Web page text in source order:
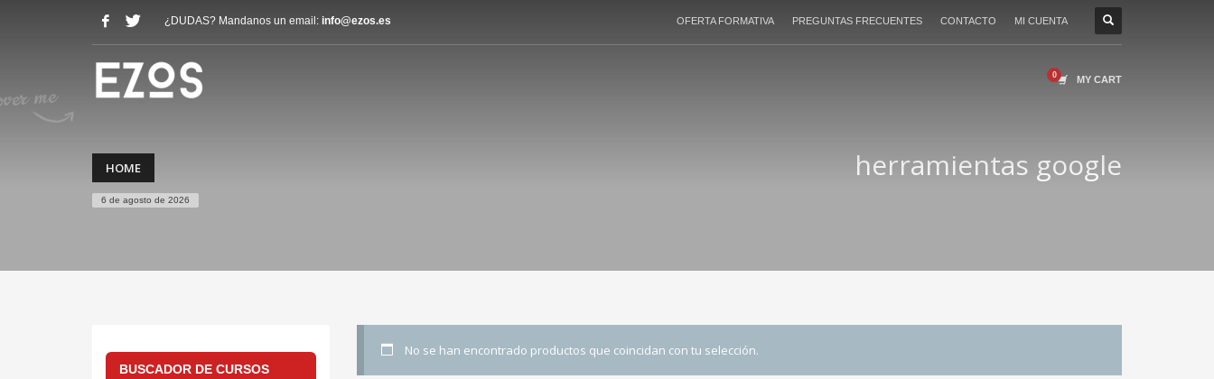
¿DUDAS? Mandanos un email: info@ezos.es OFERTA FORMATIVA PREGUNTAS FRECUENTES CONTACTO MI CUENTA
MY CART
HOME
6 de agosto de 2026
herramientas google
No se han encontrado productos que coincidan con tu selección.
BUSCADOR DE CURSOS